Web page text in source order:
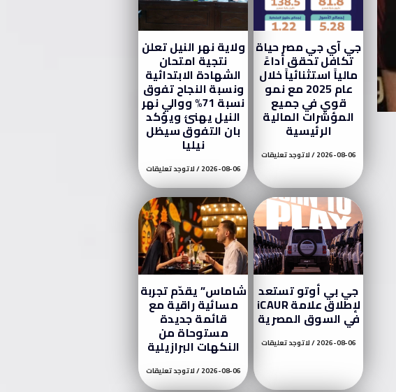
جي آي جي مصر حياة
تكافل تحقق أداءً
مالياً استثنائياً خلال
عام 2025 مع نمو
قوي في جميع
المؤشرات المالية
الرئيسية
2026-08-06 لا توجد تعليقات
ولاية نهر النيل تعلن
نتجية امتحان
الشهادة الابتدائية
ونسبة النجاح تفوق
نسبة 71% ووالي نهر
النيل يهنئ ويؤكد
بان التفوق سيظل
نيليا
2026-08-06 لا توجد تعليقات
جي بي أوتو تستعد
لإطلاق علامة iCAUR
في السوق المصرية
2026-08-06 لا توجد تعليقات
شاماس” يقدّم تجربة
مسائية راقية مع
قائمة جديدة
مستوحاة من
النكهات البرازيلية
2026-08-06 لا توجد تعليقات